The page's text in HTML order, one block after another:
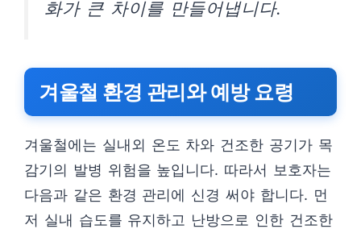
화가 큰 차이를 만들어냅니다.
겨울철 환경 관리와 예방 요령
겨울철에는 실내외 온도 차와 건조한 공기가 목
감기의 발병 위험을 높입니다. 따라서 보호자는
다음과 같은 환경 관리에 신경 써야 합니다. 먼
저 실내 습도를 유지하고 난방으로 인한 건조한